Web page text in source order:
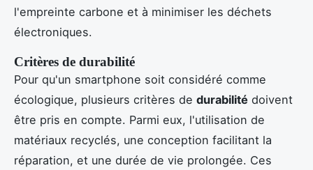
l'empreinte carbone et à minimiser les déchets
électroniques.
Critères de durabilité
Pour qu'un smartphone soit considéré comme
écologique, plusieurs critères de durabilité doivent
être pris en compte. Parmi eux, l'utilisation de
matériaux recyclés, une conception facilitant la
réparation, et une durée de vie prolongée. Ces